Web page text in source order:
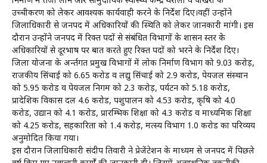
उच्चीकरण को लेकर आवश्यक कार्यवाही करने के निर्देश दिए।वहीं उन्होंने
जिलाधिकारी से जनपद में अधिकारियों की स्थिति को लेकर जानकारी मांगी। इस
दौरान उन्होंने जनपद में रिक्त पदों से संबंधित विभागों के शासन स्तर के
अधिकारियों से दूरभाष पर बात करते हुए रिक्त पदों को भरने के निर्देश दिए।
जिला योजना के अर्न्तगत प्रमुख विभागों में लोक निर्माण विभाग को 9.03 करोड़,
राजकीय सिंचाई को 6.65 करोड व लद्यु सिंचाई को 2.9 करोड, पेयजल संस्थान
को 5.95 करोड व पेयजल निगम को 2.3 करोड़, पर्यटन को 5.18 करोड,
प्रादेशिक विकास दल 4.6 करोड, पशुपालन को 4.53 करोड, कृषि को 4.0
करोड, उद्यान को 4.1 करोड, प्रारम्भिक शिक्षा को 4.3 करोड व माध्यमिक शिक्षा
को 4.25 करोड, सहकारिता को 1.4 करोड़, मत्स्य विभाग 1.0 करोड का परिव्यय
अनुमोदित किया गया।
इस दौरान जिलाधिकारी संदीप तिवारी ने प्रेजेंटेशन के माध्यम से जनपद में पिछले